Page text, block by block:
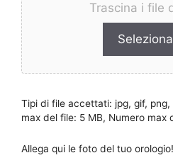
Trascina i file
Tipi di file accettati: jpg, gif, png,
max del file: 5 MB, Numero max
Allega qui le foto del tuo orologio!